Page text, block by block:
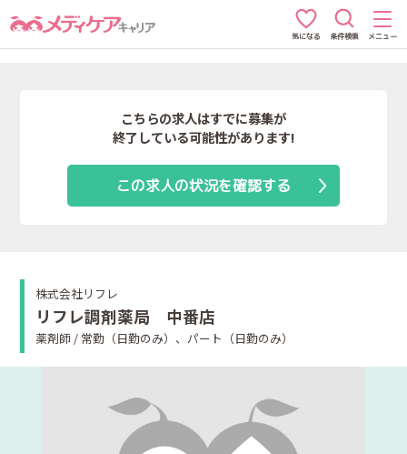
気になる 条件検索 メニュー
こちらの求人はすでに募集が
終了している可能性があります!
この求人の状況を確認する
株式会社リフレ
リフレ調剤薬局 中番店
薬剤師 / 常勤（日勤のみ）、パート（日勤のみ）